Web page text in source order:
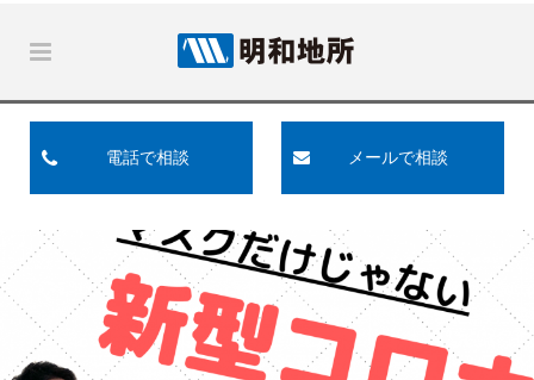
電話で相談 メールで相談